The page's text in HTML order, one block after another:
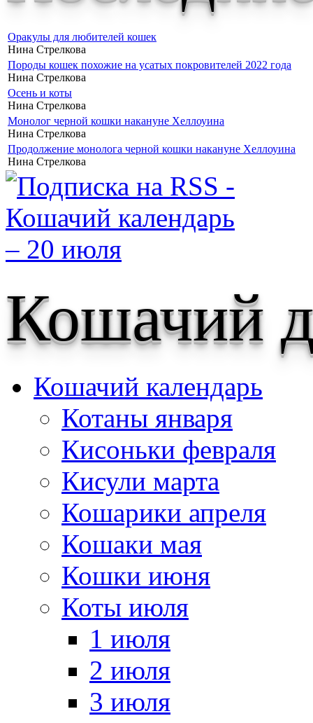
Оракулы для любителей кошек
Нина Стрелкова
Породы кошек похожие на усатых покровителей 2022 года
Нина Стрелкова
Осень и коты
Нина Стрелкова
Монолог черной кошки накануне Хеллоуина
Нина Стрелкова
Продолжение монолога черной кошки накануне Хеллоуина
Нина Стрелкова
Кошачий
Кошачий календарь
Котаны января
Кисоньки февраля
Кисули марта
Кошарики апреля
Кошаки мая
Кошки июня
Коты июля
1 июля
2 июля
3 июля